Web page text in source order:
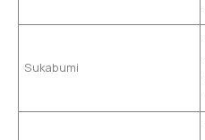
Sukabumi